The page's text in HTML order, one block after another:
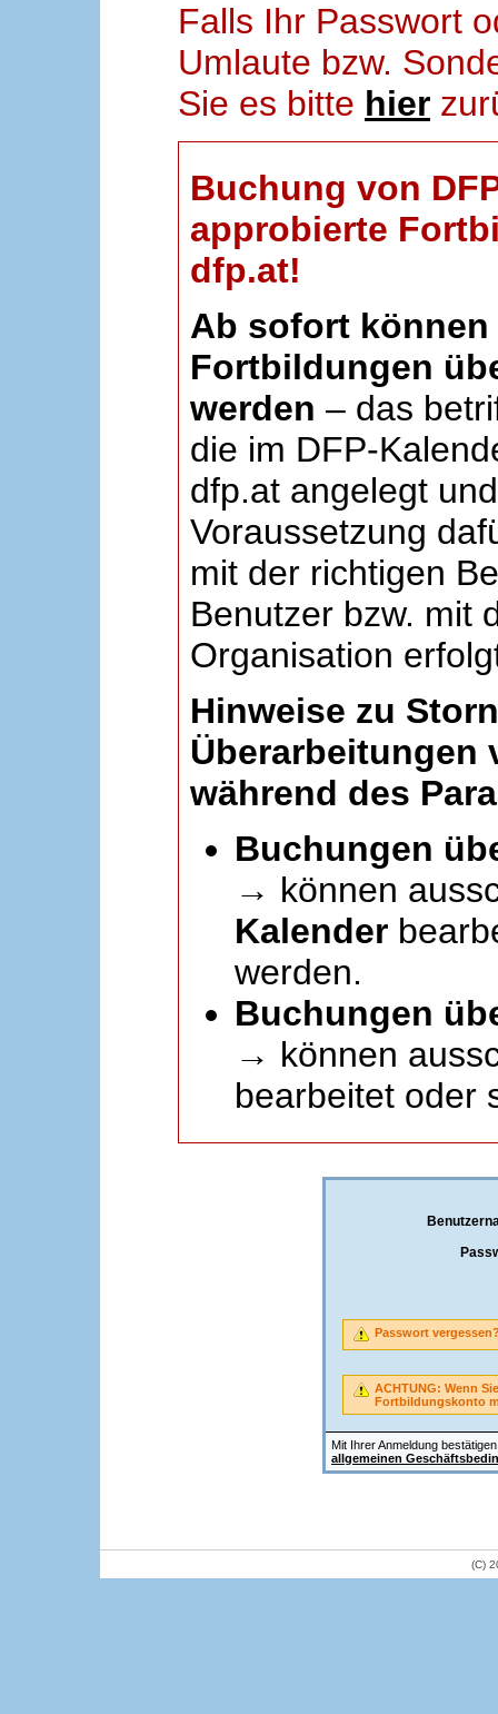
Falls Ihr Passwort
Umlaute bzw.
Sie es bitte hier
Buchung von
approbierte
dfp.at!
Ab sofort können
Fortbildungen
werden – das
die im DFP-
dfp.at angelegt
Voraussetzung
mit der richtigen
Benutzer bzw. mit
Organisation
Hinweise zu
Überarbeitungen
während des
Buchungen
→ können
Kalender
werden.
Buchungen
→ können
bearbeitet oder
Mit Ihrer Anmeldung
allgemeinen
Passwort
ACHTUNG: Wenn
Fortbildungskonto
(C)